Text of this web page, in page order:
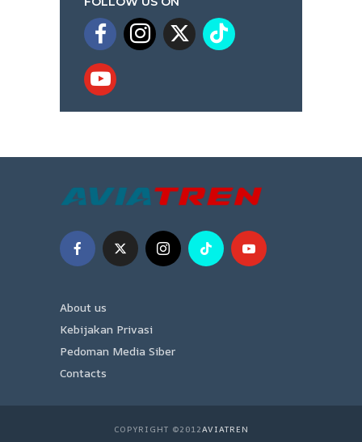
About us
Kebijakan Privasi
Pedoman Media Siber
Contacts
COPYRIGHT ©2012AVIATREN